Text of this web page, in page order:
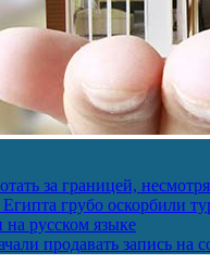
за границей,
грубо оскорбили
русском языке
продавать запись на